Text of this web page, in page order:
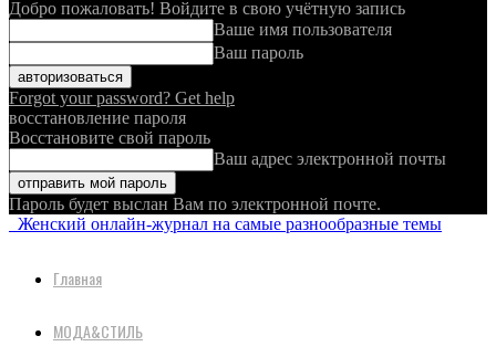
Добро пожаловать! Войдите в свою учётную запись
Ваше имя пользователя
Ваш пароль
Forgot your password? Get help
восстановление пароля
Восстановите свой пароль
Ваш адрес электронной почты
Пароль будет выслан Вам по электронной почте.
Женский онлайн-журнал на самые разнообразные темы
Главная
МОДА&СТИЛЬ